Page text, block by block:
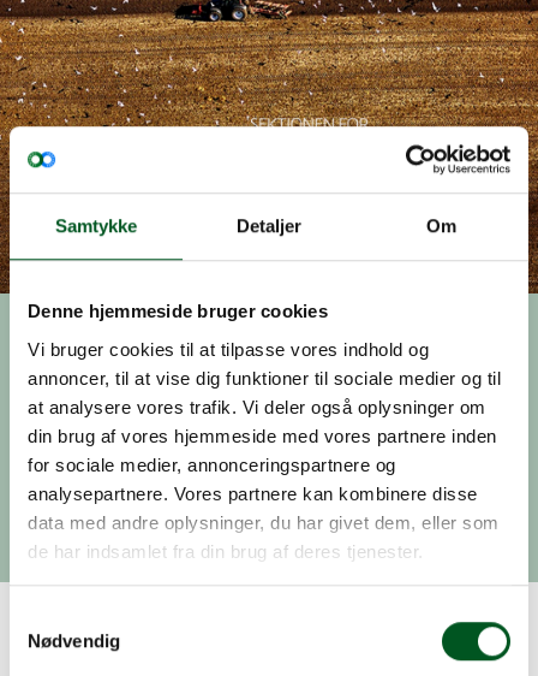
Samtykke Detaljer Om
Denne hjemmeside bruger cookies
Vi bruger cookies til at tilpasse vores indhold og
annoncer, til at vise dig funktioner til sociale medier og til
at analysere vores trafik. Vi deler også oplysninger om
din brug af vores hjemmeside med vores partnere inden
for sociale medier, annonceringspartnere og
analysepartnere. Vores partnere kan kombinere disse
data med andre oplysninger, du har givet dem, eller som
de har indsamlet fra din brug af deres tjenester.
Nødvendig
Nyhed, 01.januar 2020
Husk at anmelde
udsætning af gråænder
Senest en uge efter udsætning af gråænder skal
udsætningen anmeldes til Miljøstyrelsen.
Husk at anmelde udsætning af